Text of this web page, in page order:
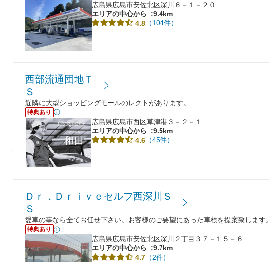
広島県広島市安佐北区深川６－１－２０
エリアの中心から
:9.4km
4.8 （104件）
西部流通団地Ｔ
Ｓ
近隣に大型ショッピングモールのレクトがあります。
特典あり
広島県広島市西区草津港３－２－１
エリアの中心から
:9.5km
4.6 （45件）
Ｄｒ．Ｄｒｉｖｅセルフ西深川Ｓ
Ｓ
愛車の事なら全てお任せ下さい。お客様のご要望にあった車検を提案致します。
特典あり
広島県広島市安佐北区深川２丁目３７－１５－６
エリアの中心から
:9.7km
4.7 （2件）